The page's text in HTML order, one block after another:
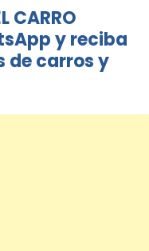
CARRO
y reciba
de carros y